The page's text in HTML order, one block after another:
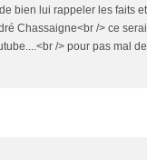
bien lui rappeler les faits
Chassaigne<br /> ce
/> pour pas mal